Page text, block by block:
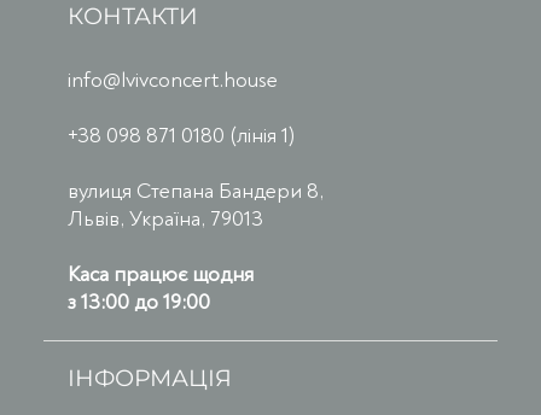
КОНТАКТИ
info@lvivconcert.house
+38 098 871 0180 (лінія 1)
вулиця Степана Бандери 8,
Львів, Україна, 79013
Каса працює щодня
з 13:00 до 19:00
ІНФОРМАЦІЯ